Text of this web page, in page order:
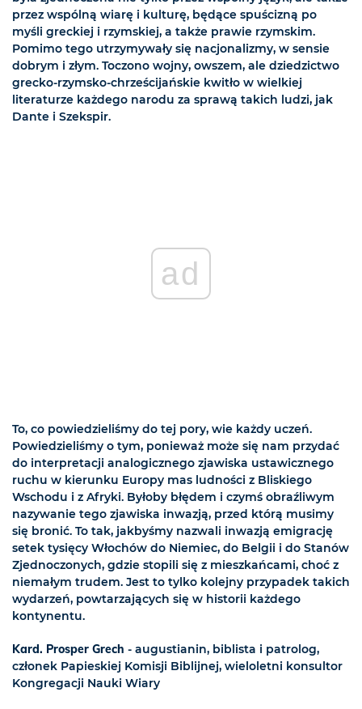
przez wspólną wiarę i kulturę, będące spuścizną po
myśli greckiej i rzymskiej, a także prawie rzymskim.
Pomimo tego utrzymywały się nacjonalizmy, w sensie
dobrym i złym. Toczono wojny, owszem, ale dziedzictwo
grecko-rzymsko-chrześcijańskie kwitło w wielkiej
literaturze każdego narodu za sprawą takich ludzi, jak
Dante i Szekspir.
ad
To, co powiedzieliśmy do tej pory, wie każdy uczeń.
Powiedzieliśmy o tym, ponieważ może się nam przydać
do interpretacji analogicznego zjawiska ustawicznego
ruchu w kierunku Europy mas ludności z Bliskiego
Wschodu i z Afryki. Byłoby błędem i czymś obraźliwym
nazywanie tego zjawiska inwazją, przed którą musimy
się bronić. To tak, jakbyśmy nazwali inwazją emigrację
setek tysięcy Włochów do Niemiec, do Belgii i do Stanów
Zjednoczonych, gdzie stopili się z mieszkańcami, choć z
niemałym trudem. Jest to tylko kolejny przypadek takich
wydarzeń, powtarzających się w historii każdego
kontynentu.
Kard. Prosper Grech - augustianin, biblista i patrolog,
członek Papieskiej Komisji Biblijnej, wieloletni konsultor
Kongregacji Nauki Wiary